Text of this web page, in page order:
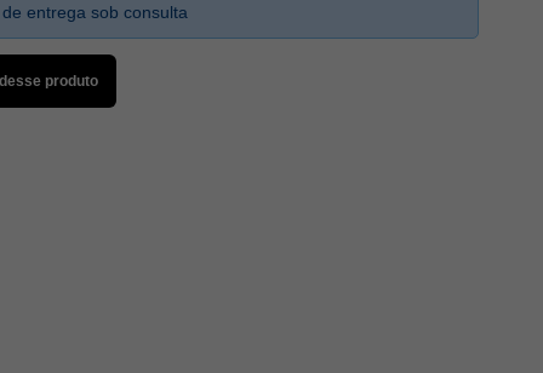
entrega sob consulta
produto